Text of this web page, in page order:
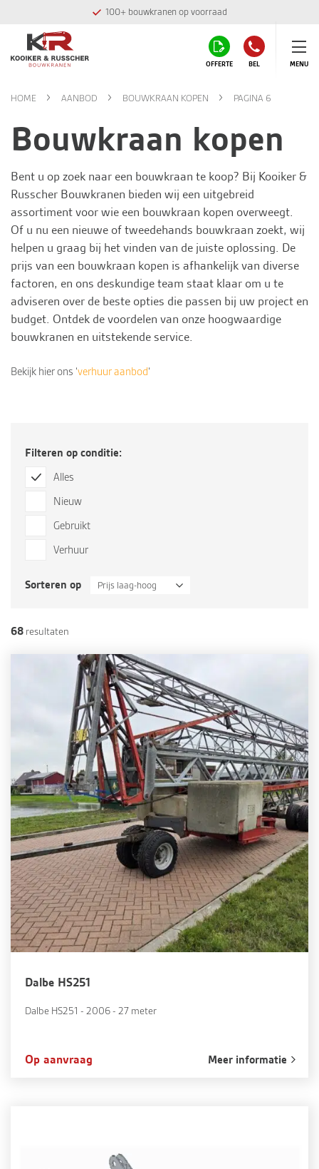
Montage team in eigen huis
OFFERTE BEL MENU
HOME AANBOD BOUWKRAAN KOPEN PAGINA 6
Bouwkraan kopen
Bent u op zoek naar een bouwkraan te koop? Bij Kooiker &
Russcher Bouwkranen bieden wij een uitgebreid
assortiment voor wie een bouwkraan kopen overweegt.
Of u nu een nieuwe of tweedehands bouwkraan zoekt, wij
helpen u graag bij het vinden van de juiste oplossing. De
prijs van een bouwkraan kopen is afhankelijk van diverse
factoren, en ons deskundige team staat klaar om u te
adviseren over de beste opties die passen bij uw project en
budget. Ontdek de voordelen van onze hoogwaardige
bouwkranen en uitstekendeservice.
Bekijk hier ons ‘verhuur aanbod‘
Filteren op conditie:
Alles
Nieuw
Gebruikt
Verhuur
Sorteren op Prijs laag-hoog
68 resultaten
Dalbe HS251
Dalbe HS251 - 2006 - 27 meter
Op aanvraag Meer informatie